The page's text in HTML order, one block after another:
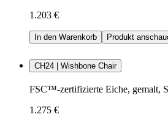
1.203 €
In den Warenkorb Produkt
CH24 | Wishbone Chair
FSC™-zertifizierte Eiche, gemalt,
1.275 €